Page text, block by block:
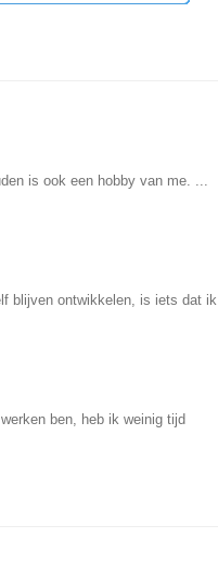
is ook een hobby van me. ...
blijven ontwikkelen, is iets dat ik
ben, heb ik weinig tijd